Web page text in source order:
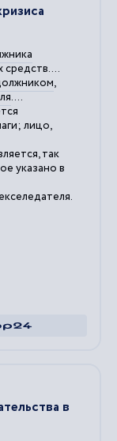
,
....
лицо,
так
указано в
в